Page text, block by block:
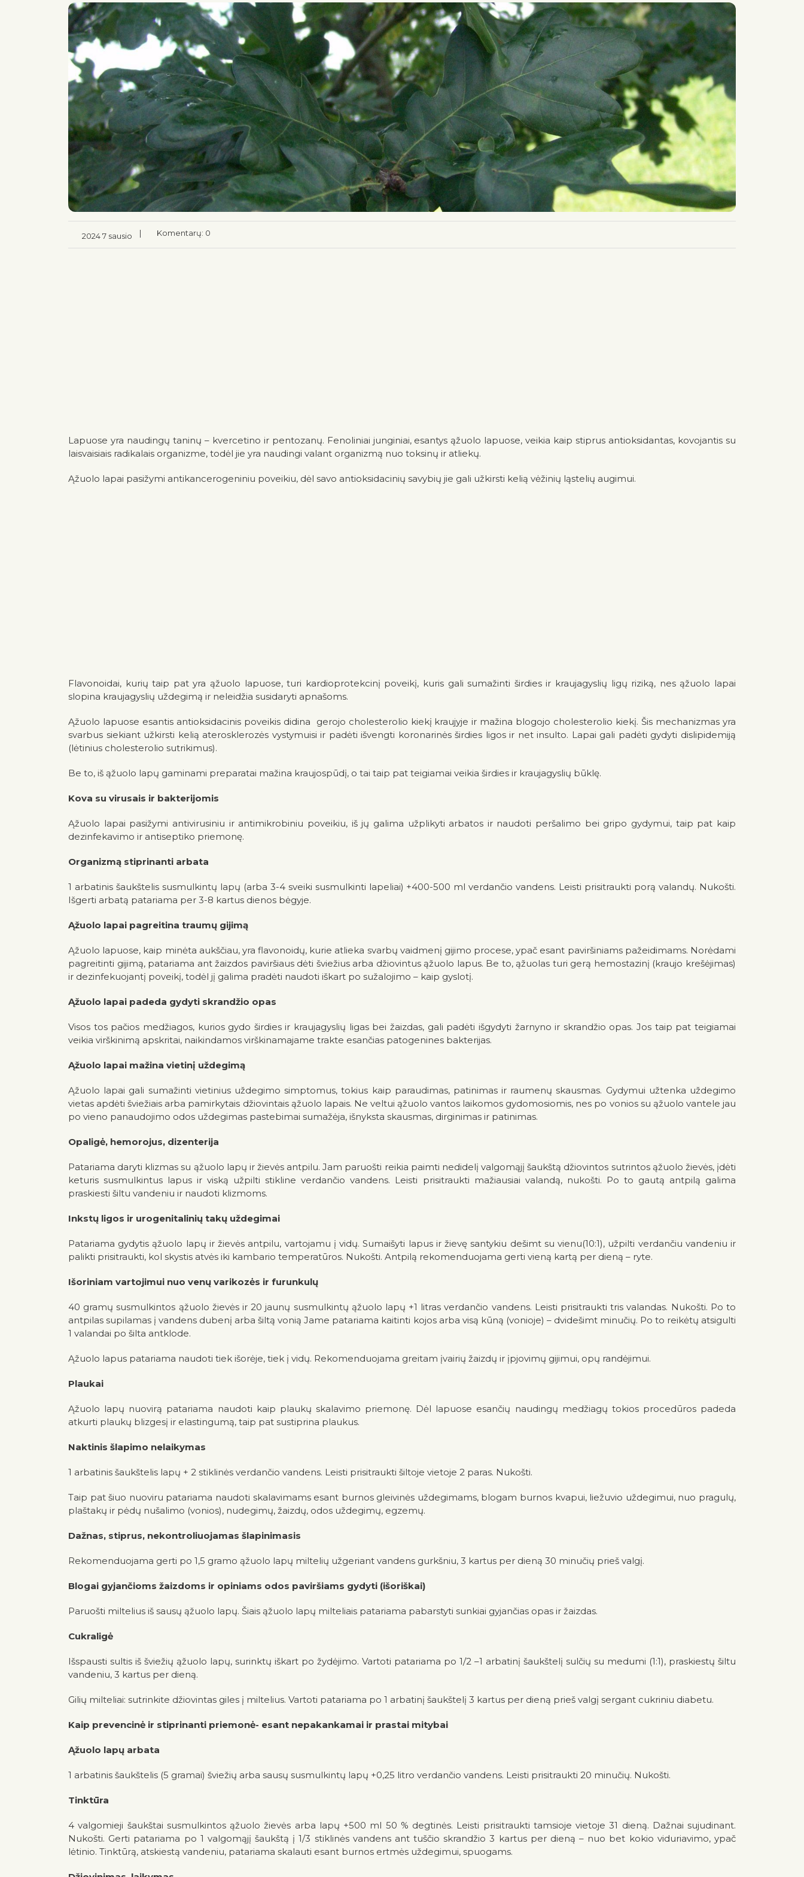
2024 7 sausio | Komentarų: 0
Lapuose yra naudingų taninų – kvercetino ir pentozanų. Fenoliniai junginiai, esantys ąžuolo lapuose, veikia kaip stiprus antioksidantas, kovojantis su
laisvaisiais radikalais organizme, todėl jie yra naudingi valant organizmą nuo toksinų ir atliekų.
Ąžuolo lapai pasižymi antikancerogeniniu poveikiu, dėl savo antioksidacinių savybių jie gali užkirsti kelią vėžinių ląstelių augimui.
Flavonoidai, kurių taip pat yra ąžuolo lapuose, turi kardioprotekcinį poveikį, kuris gali sumažinti širdies ir kraujagyslių ligų riziką, nes ąžuolo lapai
slopina kraujagyslių uždegimą ir neleidžia susidaryti apnašoms.
Ąžuolo lapuose esantis antioksidacinis poveikis didina gerojo cholesterolio kiekį kraujyje ir mažina blogojo cholesterolio kiekį. Šis mechanizmas yra
svarbus siekiant užkirsti kelią aterosklerozės vystymuisi ir padėti išvengti koronarinės širdies ligos ir net insulto. Lapai gali padėti gydyti dislipidemiją
(lėtinius cholesterolio sutrikimus).
Be to, iš ąžuolo lapų gaminami preparatai mažina kraujospūdį, o tai taip pat teigiamai veikia širdies ir kraujagyslių būklę.
Kova su virusais ir bakterijomis
Ąžuolo lapai pasižymi antivirusiniu ir antimikrobiniu poveikiu, iš jų galima užplikyti arbatos ir naudoti peršalimo bei gripo gydymui, taip pat kaip
dezinfekavimo ir antiseptiko priemonę.
Organizmą stiprinanti arbata
1 arbatinis šaukštelis susmulkintų lapų (arba 3-4 sveiki susmulkinti lapeliai) +400-500 ml verdančio vandens. Leisti prisitraukti porą valandų. Nukošti.
Išgerti arbatą patariama per 3-8 kartus dienos bėgyje.
Ąžuolo lapai pagreitina traumų gijimą
Ąžuolo lapuose, kaip minėta aukščiau, yra flavonoidų, kurie atlieka svarbų vaidmenį gijimo procese, ypač esant paviršiniams pažeidimams. Norėdami
pagreitinti gijimą, patariama ant žaizdos paviršiaus dėti šviežius arba džiovintus ąžuolo lapus. Be to, ąžuolas turi gerą hemostazinį (kraujo krešėjimas)
ir dezinfekuojantį poveikį, todėl jį galima pradėti naudoti iškart po sužalojimo – kaip gyslotį.
Ąžuolo lapai padeda gydyti skrandžio opas
Visos tos pačios medžiagos, kurios gydo širdies ir kraujagyslių ligas bei žaizdas, gali padėti išgydyti žarnyno ir skrandžio opas. Jos taip pat teigiamai
veikia virškinimą apskritai, naikindamos virškinamajame trakte esančias patogenines bakterijas.
Ąžuolo lapai mažina vietinį uždegimą
Ąžuolo lapai gali sumažinti vietinius uždegimo simptomus, tokius kaip paraudimas, patinimas ir raumenų skausmas. Gydymui užtenka uždegimo
vietas apdėti šviežiais arba pamirkytais džiovintais ąžuolo lapais. Ne veltui ąžuolo vantos laikomos gydomosiomis, nes po vonios su ąžuolo vantele jau
po vieno panaudojimo odos uždegimas pastebimai sumažėja, išnyksta skausmas, dirginimas ir patinimas.
Opaligė, hemorojus, dizenterija
Patariama daryti klizmas su ąžuolo lapų ir žievės antpilu. Jam paruošti reikia paimti nedidelį valgomąjį šaukštą džiovintos sutrintos ąžuolo žievės, įdėti
keturis susmulkintus lapus ir viską užpilti stikline verdančio vandens. Leisti prisitraukti mažiausiai valandą, nukošti. Po to gautą antpilą galima
praskiesti šiltu vandeniu ir naudoti klizmoms.
Inkstų ligos ir urogenitalinių takų uždegimai
Patariama gydytis ąžuolo lapų ir žievės antpilu, vartojamu į vidų. Sumaišyti lapus ir žievę santykiu dešimt su vienu(10:1), užpilti verdančiu vandeniu ir
palikti prisitraukti, kol skystis atvės iki kambario temperatūros. Nukošti. Antpilą rekomenduojama gerti vieną kartą per dieną – ryte.
Išoriniam vartojimui nuo venų varikozės ir furunkulų
40 gramų susmulkintos ąžuolo žievės ir 20 jaunų susmulkintų ąžuolo lapų +1 litras verdančio vandens. Leisti prisitraukti tris valandas. Nukošti. Po to
antpilas supilamas į vandens dubenį arba šiltą vonią Jame patariama kaitinti kojos arba visą kūną (vonioje) – dvidešimt minučių. Po to reikėtų atsigulti
1 valandai po šilta antklode.
Ąžuolo lapus patariama naudoti tiek išorėje, tiek į vidų. Rekomenduojama greitam įvairių žaizdų ir įpjovimų gijimui, opų randėjimui.
Plaukai
Ąžuolo lapų nuovirą patariama naudoti kaip plaukų skalavimo priemonę. Dėl lapuose esančių naudingų medžiagų tokios procedūros padeda
atkurti plaukų blizgesį ir elastingumą, taip pat sustiprina plaukus.
Naktinis šlapimo nelaikymas
1 arbatinis šaukštelis lapų + 2 stiklinės verdančio vandens. Leisti prisitraukti šiltoje vietoje 2 paras. Nukošti.
Taip pat šiuo nuoviru patariama naudoti skalavimams esant burnos gleivinės uždegimams, blogam burnos kvapui, liežuvio uždegimui, nuo pragulų,
plaštakų ir pėdų nušalimo (vonios), nudegimų, žaizdų, odos uždegimų, egzemų.
Dažnas, stiprus, nekontroliuojamas šlapinimasis
Rekomenduojama gerti po 1,5 gramo ąžuolo lapų miltelių užgeriant vandens gurkšniu, 3 kartus per dieną 30 minučių prieš valgį.
Blogai gyjančioms žaizdoms ir opiniams odos paviršiams gydyti (išoriškai)
Paruošti miltelius iš sausų ąžuolo lapų. Šiais ąžuolo lapų milteliais patariama pabarstyti sunkiai gyjančias opas ir žaizdas.
Cukraligė
Išspausti sultis iš šviežių ąžuolo lapų, surinktų iškart po žydėjimo. Vartoti patariama po 1/2 –1 arbatinį šaukštelį sulčių su medumi (1:1), praskiestų šiltu
vandeniu, 3 kartus per dieną.
Gilių milteliai: sutrinkite džiovintas giles į miltelius. Vartoti patariama po 1 arbatinį šaukštelį 3 kartus per dieną prieš valgį sergant cukriniu diabetu.
Kaip prevencinė ir stiprinanti priemonė- esant nepakankamai ir prastai mitybai
Ąžuolo lapų arbata
1 arbatinis šaukštelis (5 gramai) šviežių arba sausų susmulkintų lapų +0,25 litro verdančio vandens. Leisti prisitraukti 20 minučių. Nukošti.
Tinktūra
4 valgomieji šaukštai susmulkintos ąžuolo žievės arba lapų +500 ml 50 % degtinės. Leisti prisitraukti tamsioje vietoje 31 dieną. Dažnai sujudinant.
Nukošti. Gerti patariama po 1 valgomąjį šaukštą į 1/3 stiklinės vandens ant tuščio skrandžio 3 kartus per dieną – nuo bet kokio viduriavimo, ypač
lėtinio. Tinktūrą, atskiestą vandeniu, patariama skalauti esant burnos ertmės uždegimui, spuogams.